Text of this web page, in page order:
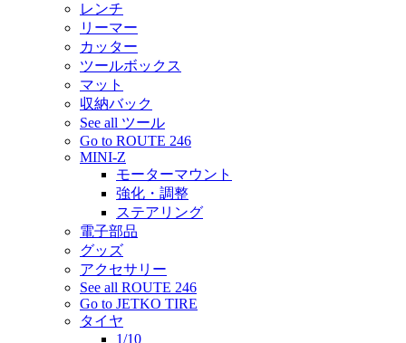
レンチ
リーマー
カッター
ツールボックス
マット
収納バック
See all ツール
Go to ROUTE 246
MINI-Z
モーターマウント
強化・調整
ステアリング
電子部品
グッズ
アクセサリー
See all ROUTE 246
Go to JETKO TIRE
タイヤ
1/10